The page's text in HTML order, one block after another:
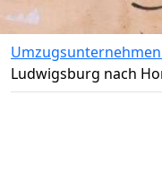
Ludwigsburg nach